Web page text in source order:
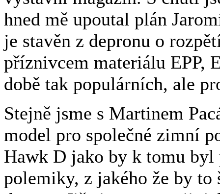
hned mě upoutal plán
je stavěn z depronu o
příznivcem materiálu EPP,
době tak populárních, ale
Stejně jsme s Martinem
model pro společné zimní
Hawk D jako by k tomu byl
polemiky, z jakého že by